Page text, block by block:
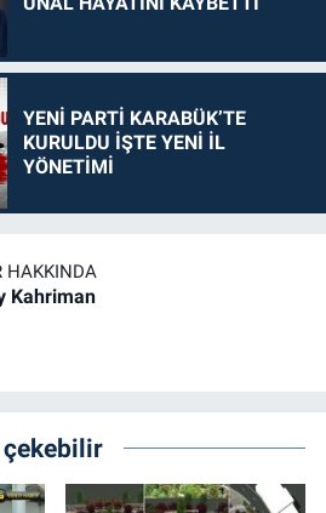
YENİ PARTİ KARABÜK’TE
KURULDU İŞTE YENİ İL
YÖNETİMİ
HAKKINDA
Kahriman